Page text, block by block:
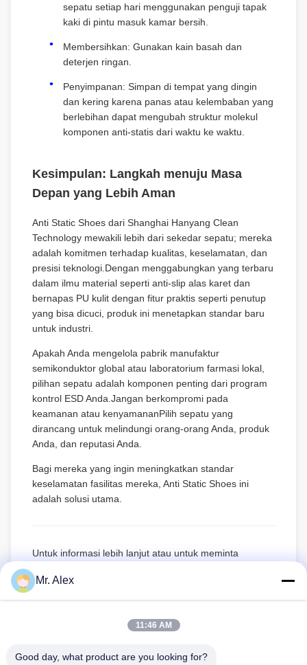
sepatu setiap hari menggunakan penguji tapak
kaki di pintu masuk kamar bersih.
Membersihkan: Gunakan kain basah dan
deterjen ringan.
Penyimpanan: Simpan di tempat yang dingin
dan kering karena panas atau kelembaban yang
berlebihan dapat mengubah struktur molekul
komponen anti-statis dari waktu ke waktu.
Kesimpulan: Langkah menuju Masa
Depan yang Lebih Aman
Anti Static Shoes dari Shanghai Hanyang Clean
Technology mewakili lebih dari sekedar sepatu; mereka
adalah komitmen terhadap kualitas, keselamatan, dan
presisi teknologi.Dengan menggabungkan yang terbaru
dalam ilmu material seperti anti-slip alas karet dan
bernapas PU kulit dengan fitur praktis seperti penutup
yang bisa dicuci, produk ini menetapkan standar baru
untuk industri.
Apakah Anda mengelola pabrik manufaktur
semikonduktor global atau laboratorium farmasi lokal,
pilihan sepatu adalah komponen penting dari program
kontrol ESD Anda.Jangan berkompromi pada
keamanan atau kenyamananPilih sepatu yang
dirancang untuk melindungi orang-orang Anda, produk
Anda, dan reputasi Anda.
Bagi mereka yang ingin meningkatkan standar
keselamatan fasilitas mereka, Anti Static Shoes ini
adalah solusi utama.
Untuk informasi lebih lanjut atau untuk meminta
produk resmi dan temukan bagaimana kami dapat
membantu Anda mempertahankan lingkungan bebas
Mr. Alex
11:46 AM
Good day, what product are you looking for?